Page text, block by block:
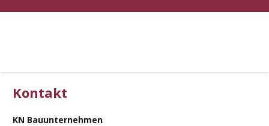
Kontakt
KN Bauunternehmen